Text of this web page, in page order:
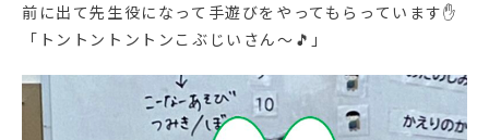
前に出て先生役になって手遊びをやってもらっています✋
「トントントントンこぶじいさん～🎵」